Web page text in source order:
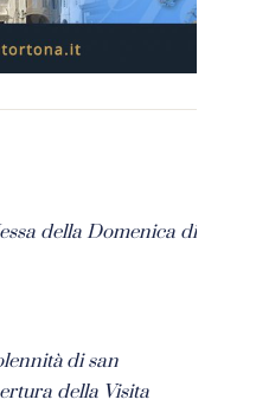
della Domenica di
di san
della Visita